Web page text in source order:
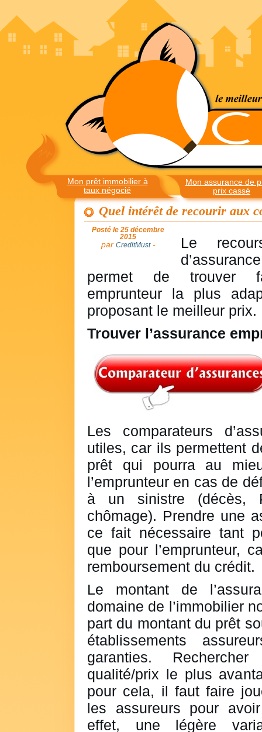
Mon prêt immobilier à
taux négocié
Mon assurance de
prix cassé
Quel intérêt de recourir aux
Posté le 25 décembre
2015
par CreditMust-
Le
permet de trouver
emprunteur la plus
proposant le meilleur prix.
Trouver l’assurance
Les comparateurs
utiles, car ils permettent
prêt qui pourra au
l’emprunteur en cas de
à un sinistre (décès,
chômage). Prendre une
ce fait nécessaire tant
que pour l’emprunteur,
remboursement du crédit.
Le montant de
domaine de l’immobilier
part du montant du prêt
établissements
garanties.
qualité/prix le plus
pour cela, il faut faire
les assureurs pour
effet, une légère